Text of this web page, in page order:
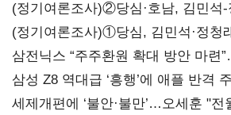
(정기여론조사)②당심·호남, 김민석
(정기여론조사)①당심, 김민석·정청
지지도 '50% 아래로'(종합)
삼전닉스 “주주환원 확대 방안 마련
보내
삼성 Z8 역대급 ‘흥행’에 애플 반격
대전’
세제개편에 ‘불안·불만’…오세훈 "전